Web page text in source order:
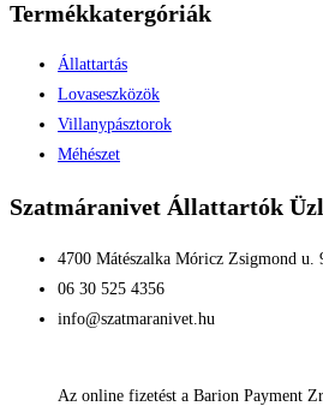
Termékkatergóriák
Állattartás
Lovaseszközök
Villanypásztorok
Méhészet
Szatmáranivet Állattartók
4700 Mátészalka Móricz Zsigmond u.
06 30 525 4356
info@szatmaranivet.hu
Az online fizetést a Barion Payment